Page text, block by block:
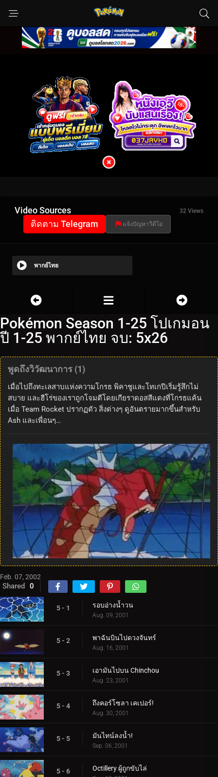
Video Sources 32 Views
ติดตาม Telegram แจ้งปัญหาวีดีโอ
พากย์ไทย
Pokémon Season 1-25 โปเกมอน
ปี 1-25 พากย์ไทย จบ: 5x26
พูดถึงวิวัฒนาการ (1)
เมื่อไปถึงทะเลสาบแห่งความโกรธ พิคาชูและโทเกปีเริ่มรู้สึกไม่
สบาย และฮีโร่ของเราถูกโจมตีโดยเกียราดอสสีแดงที่โกรธแค้น
เมื่อ Team Rocket ปรากฏตัว สิ่งต่างๆ ดูอันตรายมากขึ้นสำหรับ
Ash และเพื่อนๆ…
Feb. 07, 2002
Shared 0
5 - 1 รอบอ่างน้ำวน
Aug. 09, 2001
5 - 2 พาฉันบินไปดวงจันทร์
Aug. 16, 2001
5 - 3 เอามันไปบน Chinchou
Aug. 23, 2001
5 - 4 ถึงคอร์โซลา เคเปอร์!
Aug. 30, 2001
5 - 5 มันไทน์ลงน้ำ!
Sep. 06, 2001
5 - 6 Octillery ผู้ถูกขับไล่